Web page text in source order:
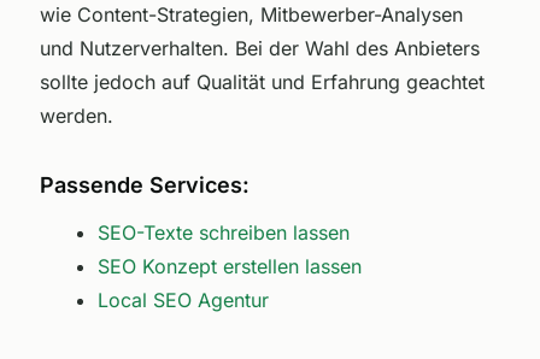
wie Content-Strategien, Mitbewerber-Analysen
und Nutzerverhalten. Bei der Wahl des Anbieters
sollte jedoch auf Qualität und Erfahrung geachtet
werden.
Passende Services:
SEO-Texte schreiben lassen
SEO Konzept erstellen lassen
Local SEO Agentur